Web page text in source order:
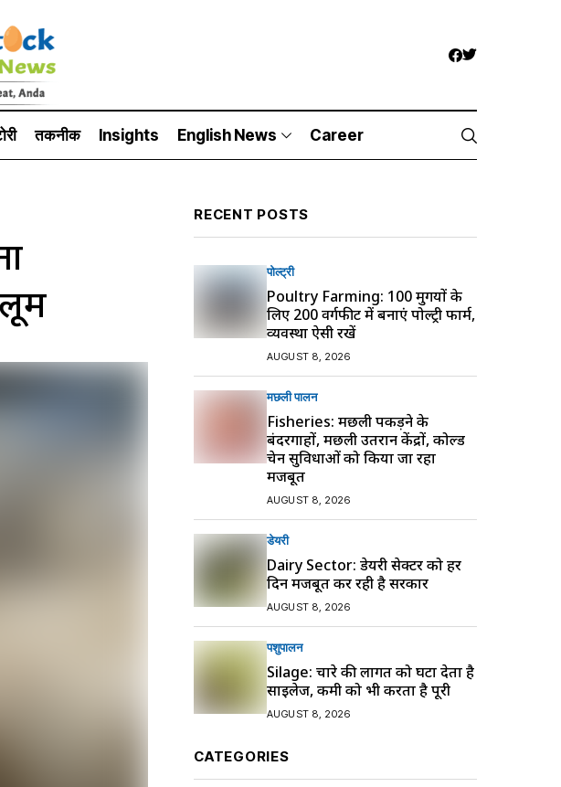
तकनीक Insights English News Career
RECENT POSTS
पोल्ट्री
Poultry Farming: 100 मुर्गियों के
लिए 200 वर्गफीट में बनाएं पोल्ट्री फार्म,
व्यवस्था ऐसी रखें
AUGUST 8, 2026
मछली पालन
Fisheries: मछली पकड़ने के
बंदरगाहों, मछली उतरान केंद्रों, कोल्ड
चेन सुविधाओं को किया जा रहा
मजबूत
AUGUST 8, 2026
डेयरी
Dairy Sector: डेयरी सेक्टर को हर
दिन मजबूत कर रही है सरकार
AUGUST 8, 2026
पशुपालन
Silage: चारे की लागत को घटा देता है
साइलेज, कमी को भी करता है पूरी
AUGUST 8, 2026
CATEGORIES